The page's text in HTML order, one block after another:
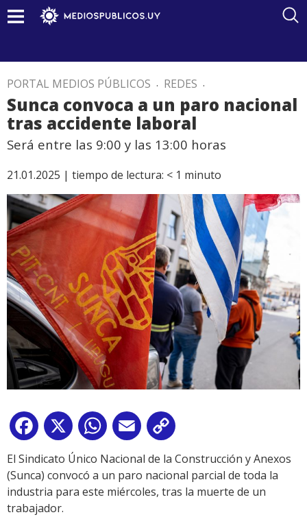
PORTAL MEDIOS PÚBLICOS . REDES .
Sunca convoca a un paro nacional
tras accidente laboral
Será entre las 9:00 y las 13:00 horas
21.01.2025 | tiempo de lectura: < 1 minuto
Facebook
X WhatsApp
Email
Link
El Sindicato Único Nacional de la Construcción y Anexos
(Sunca) convocó a un paro nacional parcial de toda la
industria para este miércoles, tras la muerte de un
trabajador.